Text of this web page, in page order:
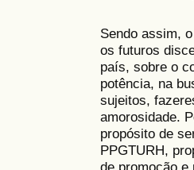
Sendo assim,
os futuros
país, sobre o
potência, na
sujeitos,
amorosidade.
propósito de
PPGTURH,
de promoção